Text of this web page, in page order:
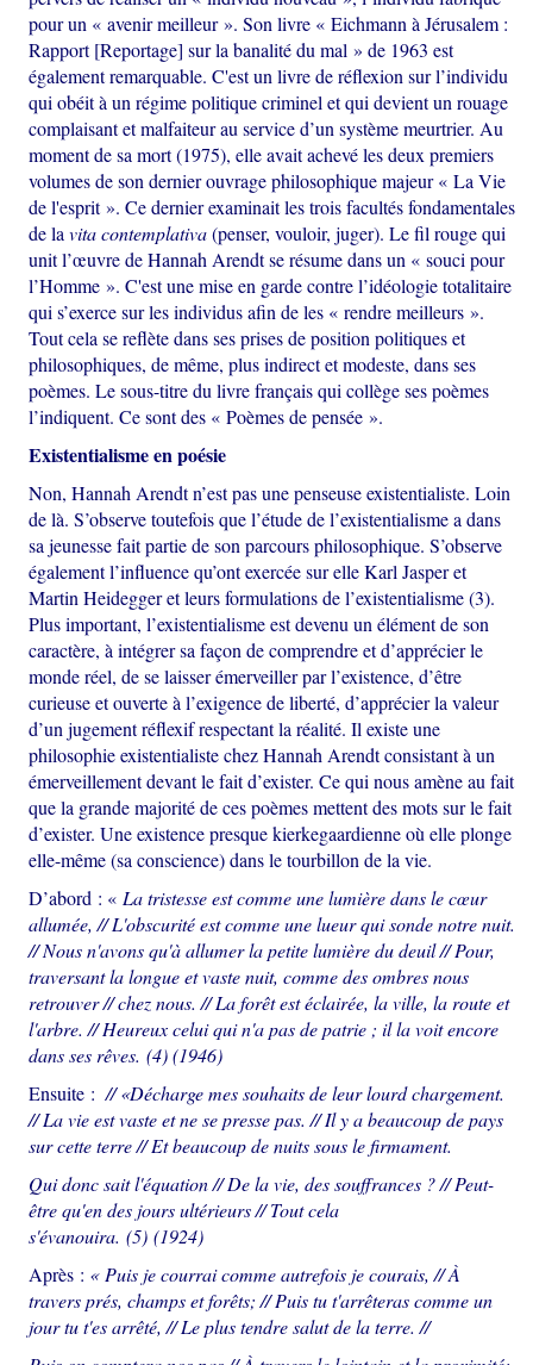
pour un « avenir meilleur ». Son livre « Eichmann à Jérusalem :
Rapport [Reportage] sur la banalité du mal » de 1963 est
également remarquable. C'est un livre de réflexion sur l’individu
qui obéit à un régime politique criminel et qui devient un rouage
complaisant et malfaiteur au service d’un système meurtrier. Au
moment de sa mort (1975), elle avait achevé les deux premiers
volumes de son dernier ouvrage philosophique majeur « La Vie
de l'esprit ». Ce dernier examinait les trois facultés fondamentales
de lavita contemplativa(penser, vouloir, juger). Le fil rouge qui
unit l’œuvre de Hannah Arendt se résume dans un « souci pour
l’Homme ». C'est une mise en garde contre l’idéologie totalitaire
qui s’exerce sur les individus afin de les « rendre meilleurs ».
Tout cela se reflète dans ses prises de position politiques et
philosophiques, de même, plus indirect et modeste, dans ses
poèmes. Le sous-titre du livre français qui collège ses poèmes
l’indiquent. Ce sont des « Poèmes de pensée ».
Existentialisme en poésie
Non, Hannah Arendt n’est pas une penseuse existentialiste. Loin
de là. S’observe toutefois que l’étude de l’existentialisme a dans
sa jeunesse fait partie de son parcours philosophique. S’observe
également l’influence qu’ont exercée sur elle Karl Jasper et
Martin Heidegger et leurs formulations de l’existentialisme (3).
Plus important, l’existentialisme est devenu un élément de son
caractère, à intégrer sa façon de comprendre et d’apprécier le
monde réel, de se laisser émerveiller par l’existence, d’être
curieuse et ouverte à l’exigence de liberté, d’apprécier la valeur
d’un jugement réflexif respectant la réalité. Il existe une
philosophie existentialiste chez Hannah Arendt consistant à un
émerveillement devant le fait d’exister. Ce qui nous amène au fait
que la grande majorité de ces poèmes mettent des mots sur le fait
d’exister. Une existence presque kierkegaardienne où elle plonge
elle-même (sa conscience) dans le tourbillon de la vie.
D’abord : « La tristesse est comme une lumière dans le cœur
allumée, // L'obscurité est comme une lueur qui sonde notre nuit.
// Nous n'avons qu'à allumer la petite lumière du deuil // Pour,
traversant la longue et vaste nuit, comme des ombres nous
retrouver // chez nous. // La forêt est éclairée, la ville, la route et
l'arbre. // Heureux celui qui n'a pas de patrie ; il la voit encore
dans ses rêves. (4) (1946)
Ensuite : // «Décharge mes souhaits de leur lourd chargement.
// La vie est vaste et ne se presse pas. // Il y a beaucoup de pays
sur cette terre // Et beaucoup de nuits sous le firmament.
Qui donc sait l'équation // De la vie, des souffrances ? // Peut-
être qu'en des jours ultérieurs // Tout cela
s'évanouira. (5) (1924)
Après : « Puis je courrai comme autrefois je courais, // À
travers prés, champs et forêts; // Puis tu t'arrêteras comme un
jour tu t'es arrêté, // Le plus tendre salut de la terre. //